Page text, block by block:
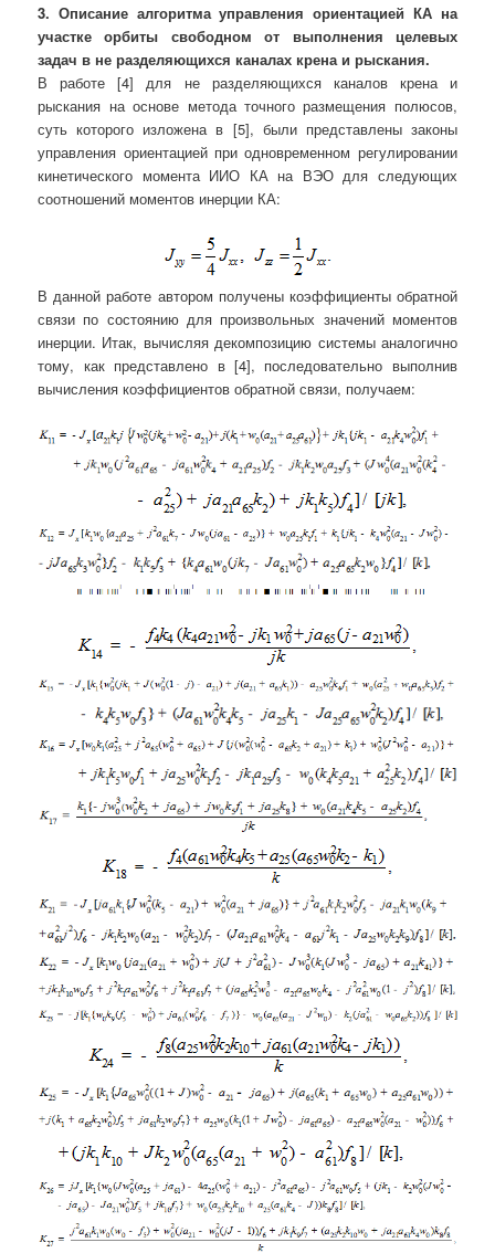
3. Описание алгоритма управления ориентацией КА на
участке орбиты свободном от выполнения целевых
задач в не разделяющихся каналах крена и рыскания.
В работе [4] для не разделяющихся каналов крена и
рыскания на основе метода точного размещения полюсов,
суть которого изложена в [5], были представлены законы
управления ориентацией при одновременном регулировании
кинетического момента ИИО КА на ВЭО для следующих
соотношений моментов инерции КА:
В данной работе автором получены коэффициенты обратной
связи по состоянию для произвольных значений моментов
инерции. Итак, вычисляя декомпозицию системы аналогично
тому, как представлено в [4], последовательно выполнив
вычисления коэффициентов обратной связи, получаем: